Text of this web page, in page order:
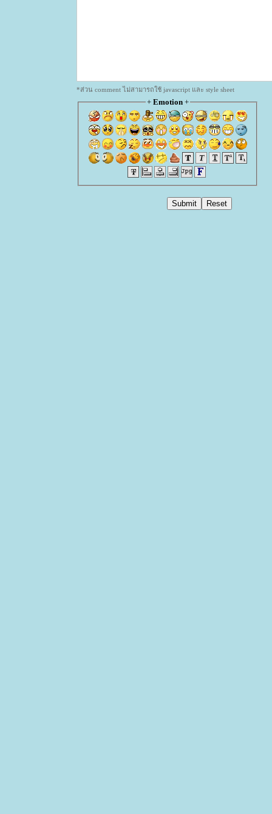
*ส่วน comment ไม่สามารถใช้ javascript และ style sheet
+ Emotion+